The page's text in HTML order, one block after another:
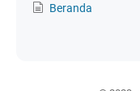
Beranda